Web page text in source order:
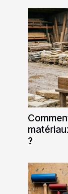
?